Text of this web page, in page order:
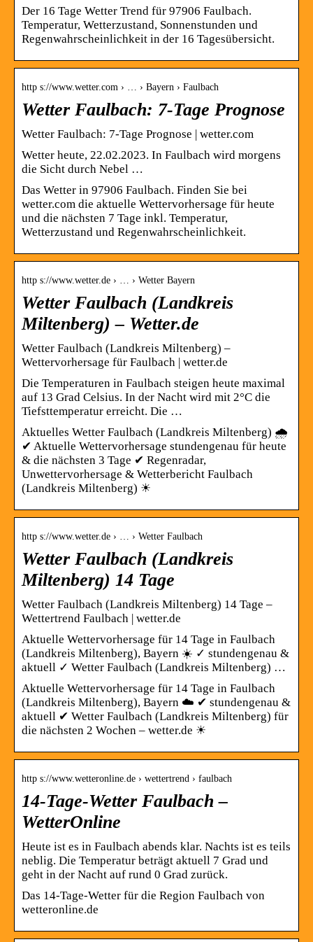
Der 16 Tage Wetter Trend für 97906 Faulbach.
Temperatur, Wetterzustand, Sonnenstunden und
Regenwahrscheinlichkeit in der 16 Tagesübersicht.
http s://www.wetter.com › … › Bayern › Faulbach
Wetter Faulbach: 7-Tage Prognose
Wetter Faulbach: 7-Tage Prognose | wetter.com
Wetter heute, 22.02.2023. In Faulbach wird morgens
die Sicht durch Nebel …
Das Wetter in 97906 Faulbach. Finden Sie bei
wetter.com die aktuelle Wettervorhersage für heute
und die nächsten 7 Tage inkl. Temperatur,
Wetterzustand und Regenwahrscheinlichkeit.
http s://www.wetter.de › … › Wetter Bayern
Wetter Faulbach (Landkreis
Miltenberg) – Wetter.de
Wetter Faulbach (Landkreis Miltenberg) –
Wettervorhersage für Faulbach | wetter.de
Die Temperaturen in Faulbach steigen heute maximal
auf 13 Grad Celsius. In der Nacht wird mit 2°C die
Tiefsttemperatur erreicht. Die …
Aktuelles Wetter Faulbach (Landkreis Miltenberg) 🌧️
✔ Aktuelle Wettervorhersage stundengenau für heute
& die nächsten 3 Tage ✔ Regenradar,
Unwettervorhersage & Wetterbericht Faulbach
(Landkreis Miltenberg) ☀
http s://www.wetter.de › … › Wetter Faulbach
Wetter Faulbach (Landkreis
Miltenberg) 14 Tage
Wetter Faulbach (Landkreis Miltenberg) 14 Tage –
Wettertrend Faulbach | wetter.de
Aktuelle Wettervorhersage für 14 Tage in Faulbach
(Landkreis Miltenberg), Bayern ☀️ ✓ stundengenau &
aktuell ✓ Wetter Faulbach (Landkreis Miltenberg) …
Aktuelle Wettervorhersage für 14 Tage in Faulbach
(Landkreis Miltenberg), Bayern ☁️ ✔ stundengenau &
aktuell ✔ Wetter Faulbach (Landkreis Miltenberg) für
die nächsten 2 Wochen – wetter.de ☀
http s://www.wetteronline.de › wettertrend › faulbach
14-Tage-Wetter Faulbach –
WetterOnline
Heute ist es in Faulbach abends klar. Nachts ist es teils
neblig. Die Temperatur beträgt aktuell 7 Grad und
geht in der Nacht auf rund 0 Grad zurück.
Das 14-Tage-Wetter für die Region Faulbach von
wetteronline.de